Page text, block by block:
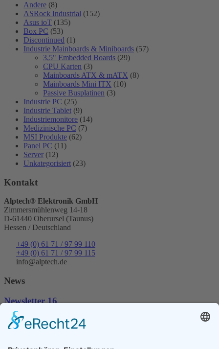
Andere (8)
ASRock Industrial (152)
Asus ioT (135)
Box PC (53)
Discontinued (1)
Industrie Mainboards & Miniboards (57)
3,5" Embedded Boards (29)
CPU Karten (3)
Mainboards ATX & mATX (8)
Mainboards Mini ITX (10)
Passive Busplatinen (3)
Industrie PC (25)
Industrie Tablet (9)
Industriemonitore (14)
Medizinische PC (7)
MSI Produkte (62)
Panel PC (11)
Server (12)
Unkategorisiert (23)
Kontakt
Alptech® Elektronik GmbH
Zimmersmühlenweg 14-18
D-61440 Oberursel (Taunus)
Hessen / Deutschland
+49 (0) 61 71 / 97 99 110
+49 (0) 61 71 / 97 99 115
info@alptech.de
News
Newsletter 16
Mit der Entscheidung für ein Industrie
Motherboard entscheidet man sich für ein langlebiges Produkt.
AMD-